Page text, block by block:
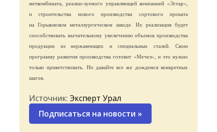
меткомбината, реалии-зуемого управляющей компанией «Эстар»,
и строительства нового производства сортового проката
на Горьковском металлургическом заводе. Их реализация будет
способствовать значительному увеличению объемов производства
продукции из нержавеющих и специальных сталей. Свою
программу развития производства готовит «Мечел», и это нужно
только приветствовать. Но давайте все же дождемся конкретных
шагов.
Источник: Эксперт Урал
Подписаться на новости »